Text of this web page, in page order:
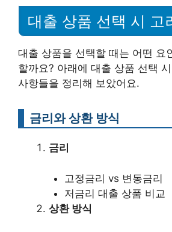
대출 상품 선택 시 고
대출 상품을 선택할 때는 어떤 요
할까요? 아래에 대출 상품 선택
사항들을 정리해 보았어요.
금리와 상환 방식
금리
고정금리 vs 변동금리
저금리 대출 상품 비교
상환 방식